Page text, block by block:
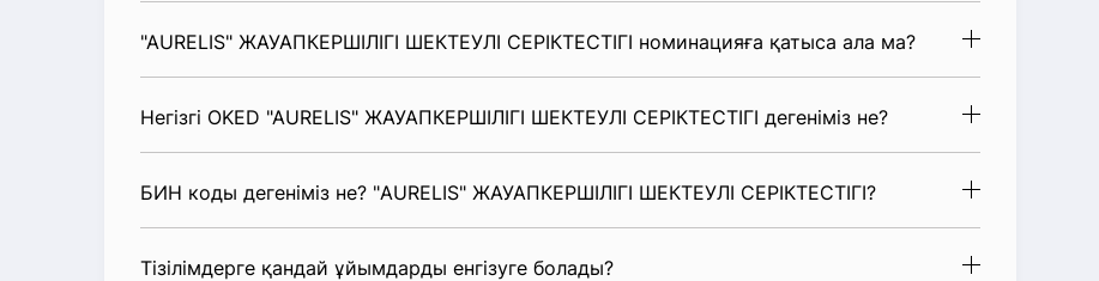
"AURELIS" ЖАУАПКЕРШІЛІГІ ШЕКТЕУЛІ СЕРІКТЕСТІГІ номинацияға қатыса ала ма?
Негізгі OKED "AURELIS" ЖАУАПКЕРШІЛІГІ ШЕКТЕУЛІ СЕРІКТЕСТІГІ дегеніміз не?
БИН коды дегеніміз не? "AURELIS" ЖАУАПКЕРШІЛІГІ ШЕКТЕУЛІ СЕРІКТЕСТІГІ?
Тізілімдерге қандай ұйымдарды енгізуге болады?